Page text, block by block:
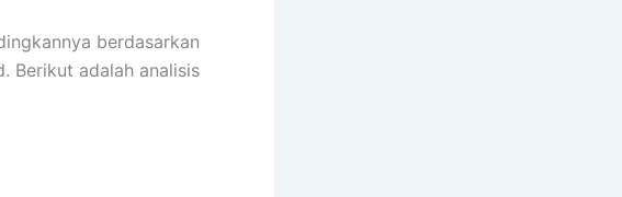
berdasarkan
Berikut adalah analisis